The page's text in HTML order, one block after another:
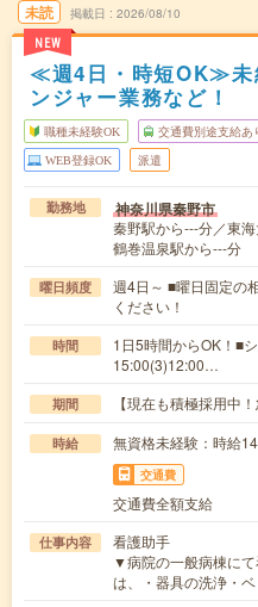
未読
NEW
掲載日 2026/08/10
≪週4日・時短OK≫未
ンジャー業務など！
職種未経験OK 交通費別途支給あ
WEB登録OK 派遣
勤務地 神奈川県秦野市
秦野駅から---分／東
鶴巻温泉駅から---分
曜日頻度
週4日～ ■曜日固定の
ください！
時間
1日5時間からOK！■
15:00(3)12:00…
期間 【現在も積極採用中
時給 無資格未経験：時給
交通費
交通費全額支給
仕事内容
看護助手
▼病院の一般病棟に
は、・器具の洗浄・